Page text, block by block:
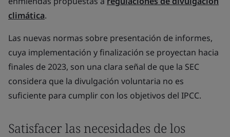
climática.
Las nuevas normas sobre presentación de informes,
cuya implementación y finalización se proyectan hacia
finales de 2023, son una clara señal de que la SEC
considera que la divulgación voluntaria no es
suficiente para cumplir con los objetivos del IPCC.
Satisfacer las necesidades de los